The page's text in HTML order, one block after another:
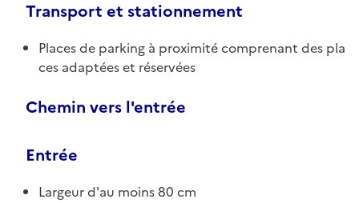
Transport et stationnement
Places de parking à proximité comprenant des pla
ces adaptées et réservées
Chemin vers l'entrée
Entrée
Largeur d'au moins 80 cm